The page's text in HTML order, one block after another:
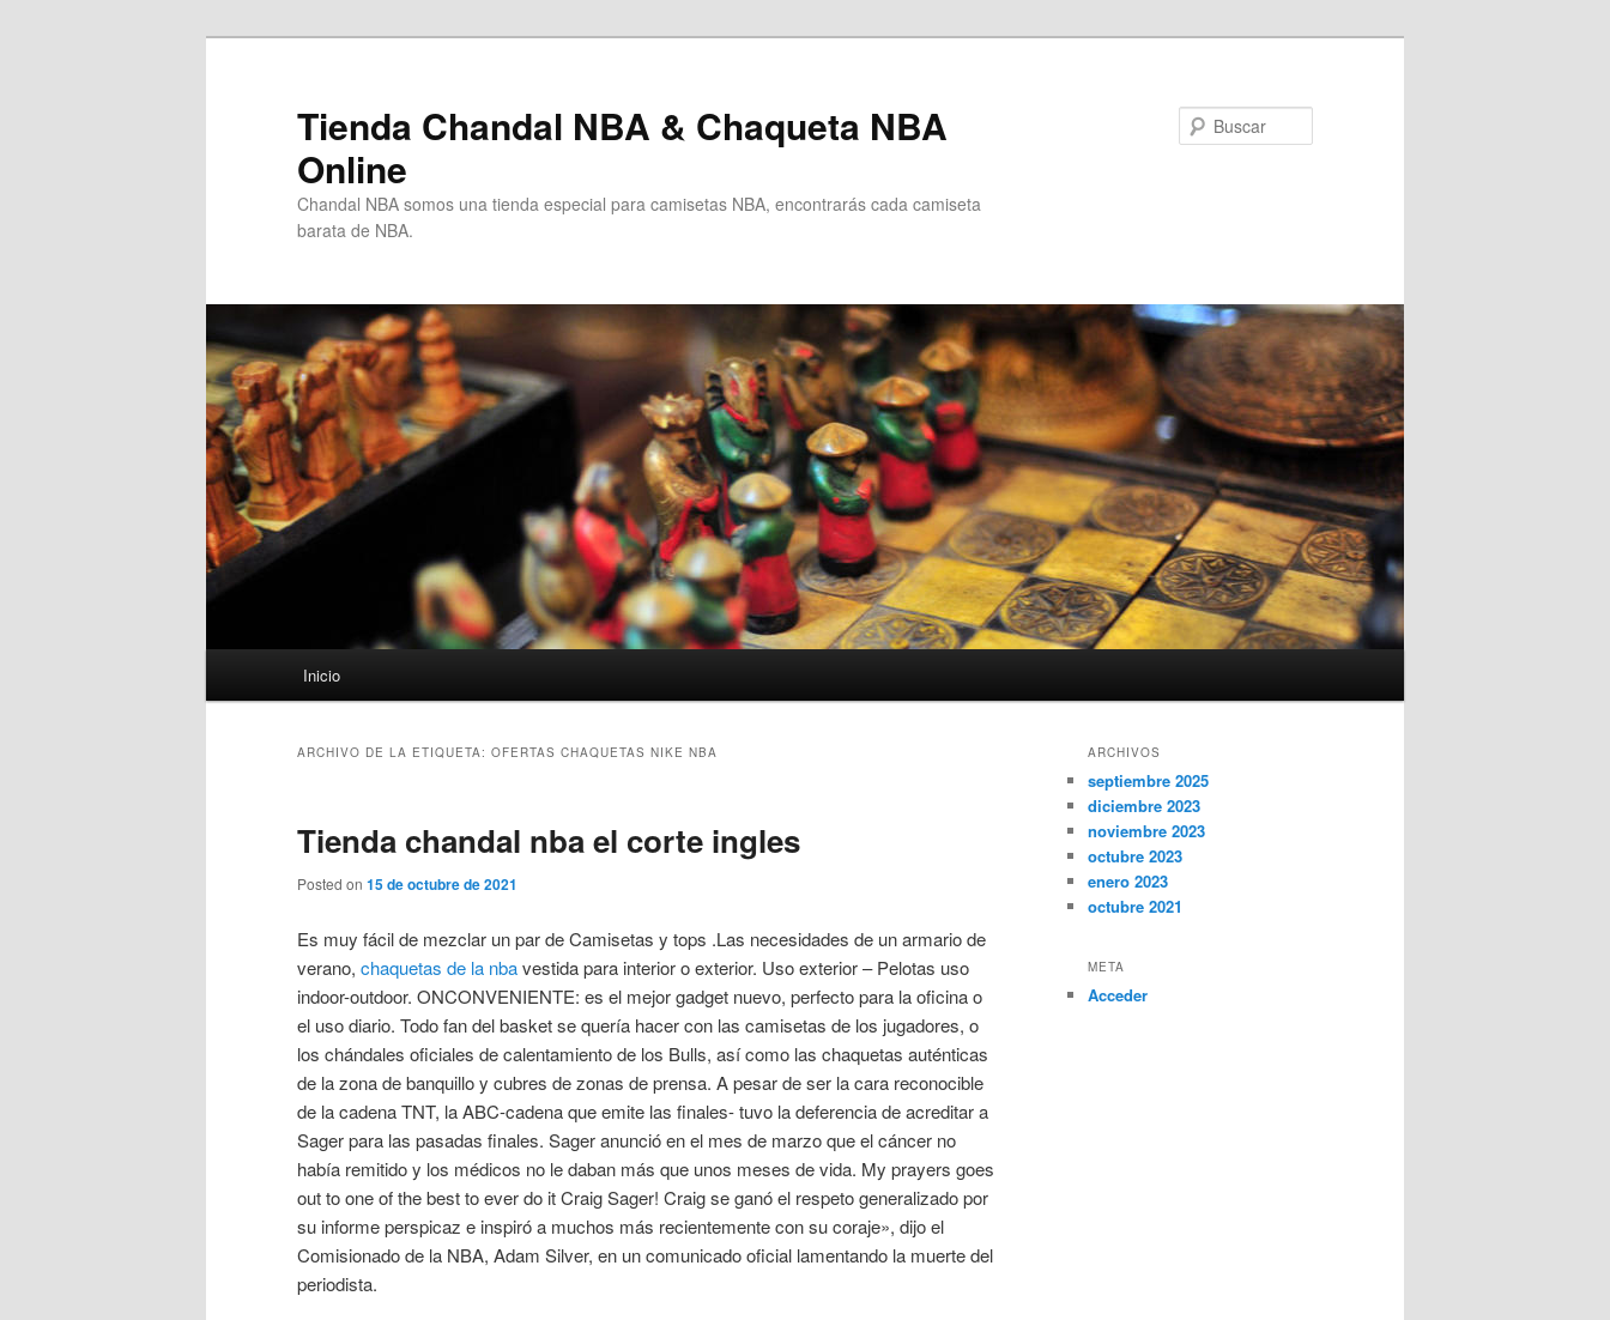
Tienda Chandal NBA & Chaqueta NBA
Online
Chandal NBA somos una tienda especial para camisetas NBA, encontrarás cada camiseta
barata de NBA.
Inicio
ARCHIVO DE LA ETIQUETA: OFERTAS CHAQUETAS NIKE NBA
Tienda chandal nba el corte ingles
Posted on 15 de octubre de 2021
Es muy fácil de mezclar un par de Camisetas y tops .Las necesidades de un armario de
verano, chaquetas de la nbavestida para interior o exterior. Uso exterior – Pelotas uso
indoor-outdoor. ONCONVENIENTE: es el mejor gadget nuevo, perfecto para la oficina o
el uso diario. Todo fan del basket se quería hacer con las camisetas de los jugadores, o
los chándales oficiales de calentamiento de los Bulls, así como las chaquetas auténticas
de la zona de banquillo y cubres de zonas de prensa. A pesar de ser la cara reconocible
de la cadena TNT, la ABC-cadena que emite las finales- tuvo la deferencia de acreditar a
Sager para las pasadas finales. Sager anunció en el mes de marzo que el cáncer no
había remitido y los médicos no le daban más que unos meses de vida. My prayers goes
out to one of the best to ever do it Craig Sager! Craig se ganó el respeto generalizado por
su informe perspicaz e inspiró a muchos más recientemente con su coraje», dijo el
Comisionado de la NBA, Adam Silver, en un comunicado oficial lamentando la muerte del
periodista.
ARCHIVOS
septiembre 2025
diciembre 2023
noviembre 2023
octubre 2023
enero 2023
octubre 2021
META
Acceder